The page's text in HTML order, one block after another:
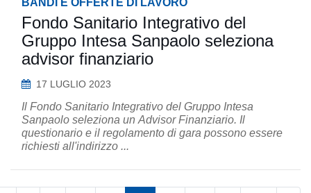
BANDI E OFFERTE DI LAVORO
Fondo Sanitario Integrativo del
Gruppo Intesa Sanpaolo seleziona
advisor finanziario
17 LUGLIO 2023
Il Fondo Sanitario Integrativo del Gruppo Intesa
Sanpaolo seleziona un Advisor Finanziario. Il
questionario e il regolamento di gara possono essere
richiesti all'indirizzo ...